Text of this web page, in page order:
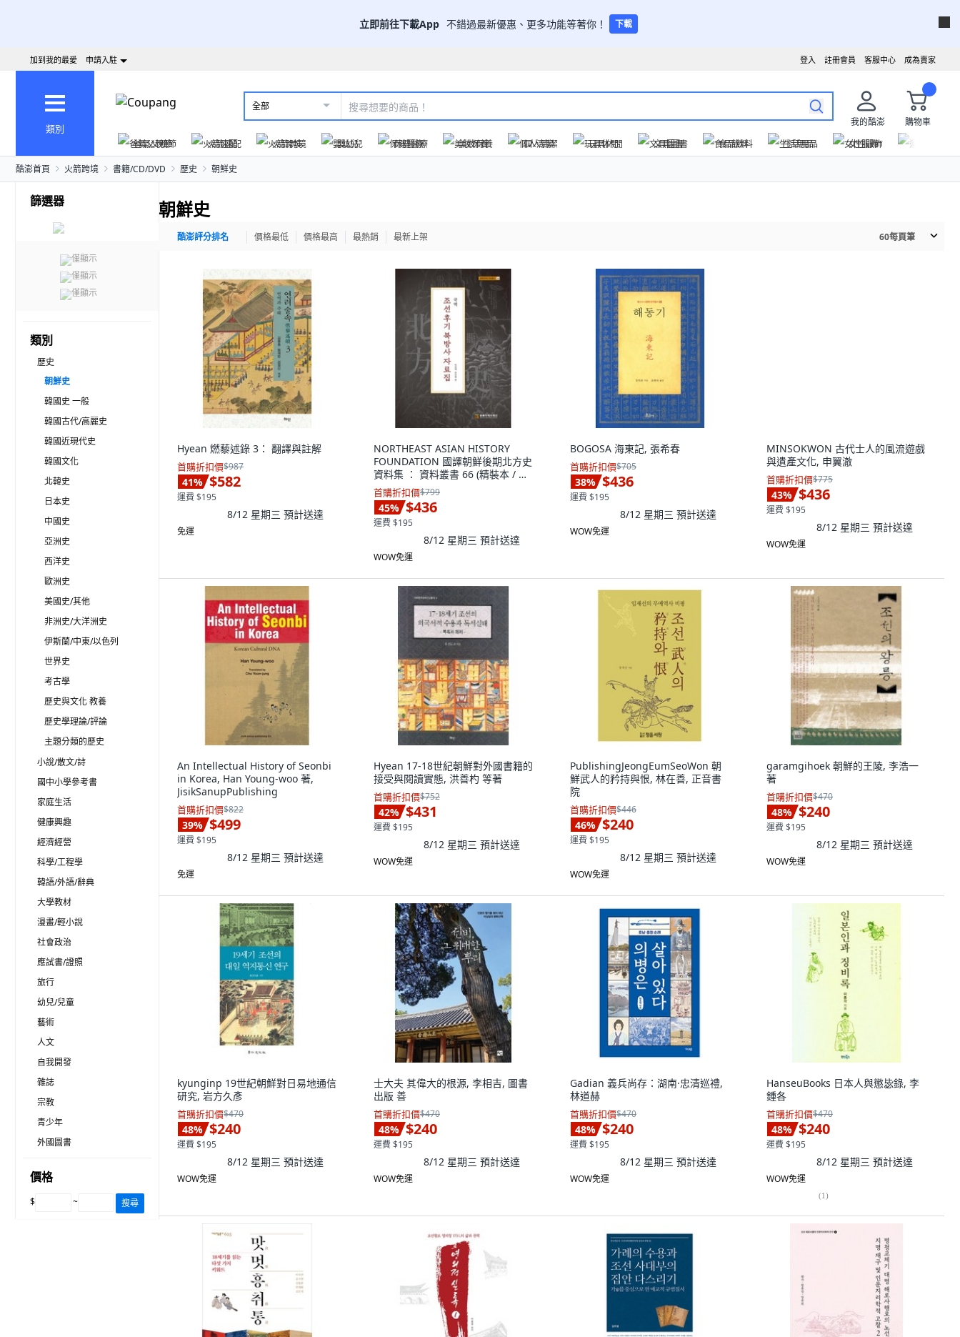
立即前往下載App 不錯過最新優惠、更多功能等著你！ 下載
成為賣家
客服中心
註冊會員
登入
加到我的最愛 申請入駐
類別
全部
我的酷澎
購物車
爸氣父親節
火箭速配 火箭跨境 嬰幼兒 保健醫療 美妝保養 個人清潔 玩具休閒 文具圖書 食品飲料 生活用品 女性服飾
酷澎首頁 火箭跨境 書籍/CD/DVD 歷史 朝鮮史
篩選器
僅顯示
僅顯示
僅顯示
類別
歷史
朝鮮史
韓國史 一般
韓國古代/高麗史
韓國近現代史
韓國文化
北韓史
日本史
中國史
亞洲史
西洋史
歐洲史
美國史/其他
非洲史/大洋洲史
伊斯蘭/中東/以色列
世界史
考古學
歷史與文化 教養
歷史學理論/評論
主題分類的歷史
小說/散文/詩
國中小學參考書
家庭生活
健康興趣
經濟經營
科學/工程學
韓語/外語/辭典
大學教材
漫畫/輕小說
社會政治
應試書/證照
旅行
幼兒/兒童
藝術
人文
自我開發
雜誌
宗教
青少年
外國圖書
價格
$ ~ 搜尋
朝鮮史
酷澎評分排名 價格最低 價格最高 最熱銷 最新上架 60每頁筆
Hyean 燃藜述錄 3： 翻譯與註解
首購折扣價$987
41% $582
運費 $195
8/12 星期三 預計送達
免運
NORTHEAST ASIAN HISTORY
FOUNDATION 國譯朝鮮後期北方史
資料集 ： 資料叢書 66 (精裝本 / 精
裝版), 朴長培, 文尚明
首購折扣價$799
45% $436
運費 $195
8/12 星期三 預計送達
WOW免運
BOGOSA 海東記, 張希春
首購折扣價$705
38% $436
運費 $195
8/12 星期三 預計送達
WOW免運
An Intellectual History of Seonbi
in Korea, Han Young-woo 著,
JisikSanupPublishing
首購折扣價$822
39% $499
運費 $195
8/12 星期三 預計送達
免運
Hyean 17-18世紀朝鮮對外國書籍的
接受與閱讀實態, 洪善杓 等著
首購折扣價$752
42% $431
運費 $195
8/12 星期三 預計送達
WOW免運
PublishingJeongEumSeoWon 朝
鮮武人的矜持與恨, 林在善, 正音書
院
首購折扣價$446
46% $240
運費 $195
8/12 星期三 預計送達
WOW免運
garamgihoek 朝鮮的王陵, 李浩一
著
首購折扣價$470
48% $240
運費 $195
8/12 星期三 預計送達
WOW免運
kyunginp 19世紀朝鮮對日易地通信
研究, 岩方久彥
首購折扣價$470
48% $240
運費 $195
8/12 星期三 預計送達
WOW免運
士大夫 其偉大的根源, 李相吉, 圖書
出版 善
首購折扣價$470
48% $240
運費 $195
8/12 星期三 預計送達
WOW免運
Gadian 義兵尚存：湖南·忠清巡禮,
林道赫
首購折扣價$470
48% $240
運費 $195
8/12 星期三 預計送達
WOW免運
HanseuBooks 日本人與懲毖錄, 李
鍾各
首購折扣價$470
48% $240
運費 $195
8/12 星期三 預計送達
WOW免運
(1)